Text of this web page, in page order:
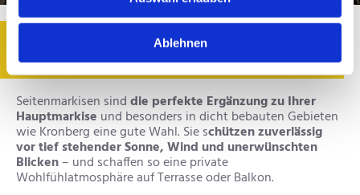
Ablehnen
Seitenmarkisen – Wind- und
Sichtschutz
Seitenmarkisen sinddie perfekte Ergänzung zu Ihrer
Hauptmarkise und besonders in dicht bebauten Gebieten
wie Kronberg eine gute Wahl. Sie schützen zuverlässig
vor tief stehender Sonne, Wind und unerwünschten
Blicken– und schaffen so eine private
Wohlfühlatmosphäre auf Terrasse oder Balkon.